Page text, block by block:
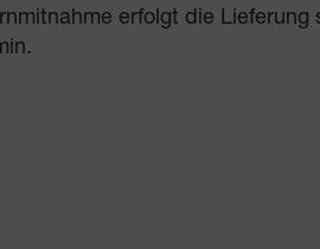
erfolgt die Lieferung